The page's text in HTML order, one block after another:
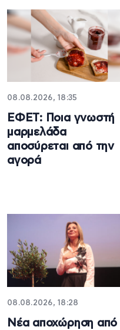
08.08.2026, 18:35
ΕΦΕΤ: Ποια γνωστή
μαρμελάδα
αποσύρεται από την
αγορά
08.08.2026, 18:28
Νέα αποχώρηση από